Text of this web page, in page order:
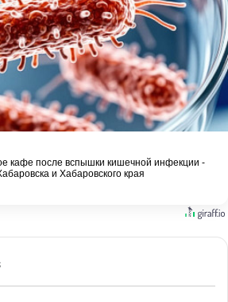
кафе после вспышки кишечной инфекции -
и Хабаровского края